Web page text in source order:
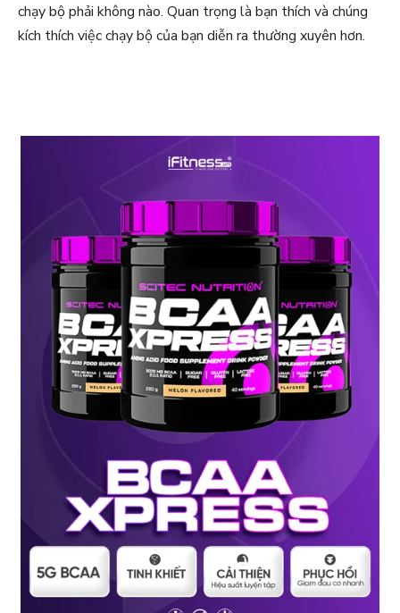
chạy bộ phải không nào. Quan trọng là bạn thích và chúng
kích thích việc chạy bộ của bạn diễn ra thường xuyên hơn.